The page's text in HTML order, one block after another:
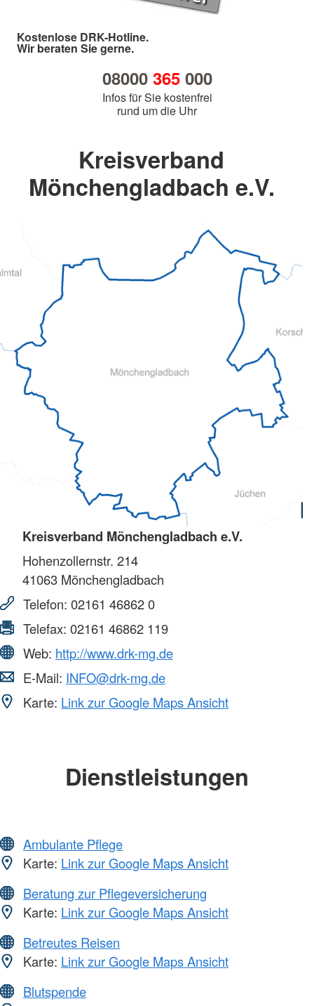
Kostenlose DRK-Hotline.
Wir beraten Sie gerne.
08000 365000
Infos für Sie kostenfrei
rund um die Uhr
Kreisverband
Mönchengladbach e.V.
Kreisverband Mönchengladbach e.V.
Hohenzollernstr. 214
41063 Mönchengladbach
Telefon: 02161 46862 0
Telefax: 02161 46862 119
Web: http://www.drk-mg.de
E-Mail: INFO@drk-mg.de
Karte: Link zur Google Maps Ansicht
Dienstleistungen
Ambulante Pflege
Karte: Link zur Google Maps Ansicht
Beratung zur Pflegeversicherung
Karte: Link zur Google Maps Ansicht
Betreutes Reisen
Karte: Link zur Google Maps Ansicht
Blutspende